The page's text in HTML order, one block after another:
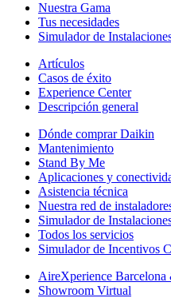
Nuestra Gama
Tus necesidades
Simulador de
Artículos
Casos de éxito
Experience Center
Descripción general
Dónde comprar Daikin
Mantenimiento
Stand By Me
Aplicaciones y
Asistencia técnica
Nuestra red de
Simulador de
Todos los servicios
Simulador de Incentivos
AireXperience Barcelona
Showroom Virtual